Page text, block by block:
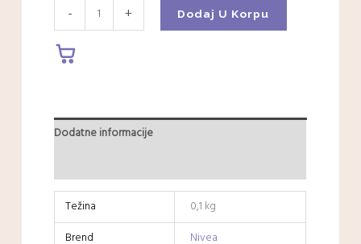
- + Dodaj U Korpu
Dodatne informacije
Težina
0,1 kg
Brend
Nivea